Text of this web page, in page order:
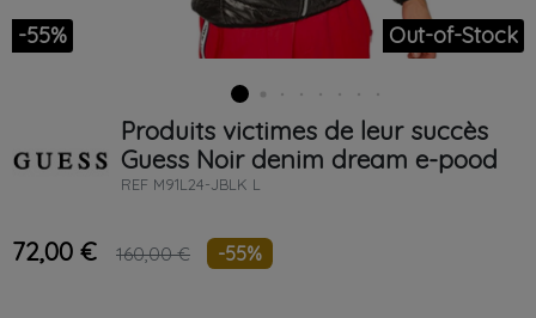
-55% Out-of-Stock
Produits victimes de leur succès
Guess Noir denim dream e-pood
REF M91L24-JBLK L
72,00 € 160,00 € -55%